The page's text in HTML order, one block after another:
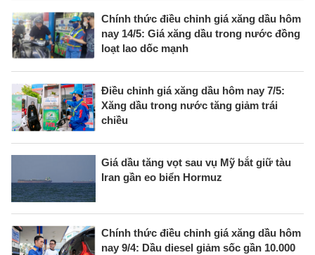
Chính thức điều chỉnh giá xăng dầu hôm
nay 14/5: Giá xăng dầu trong nước đồng
loạt lao dốc mạnh
Điều chỉnh giá xăng dầu hôm nay 7/5:
Xăng dầu trong nước tăng giảm trái
chiều
Giá dầu tăng vọt sau vụ Mỹ bắt giữ tàu
Iran gần eo biển Hormuz
Chính thức điều chỉnh giá xăng dầu hôm
nay 9/4: Dầu diesel giảm sốc gần 10.000